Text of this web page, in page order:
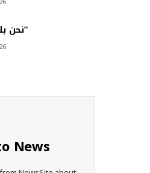
“نحن بلد القصص”
News